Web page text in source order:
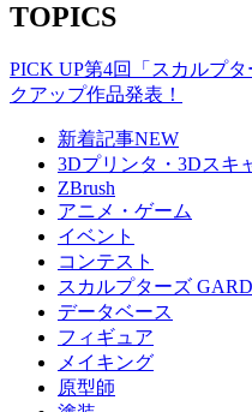
TOPICS
PICK UP第4回「スカルプ
クアップ作品発表！
新着記事NEW
3Dプリンタ・3Dスキ
ZBrush
アニメ・ゲーム
イベント
コンテスト
スカルプターズ
データベース
フィギュア
メイキング
原型師